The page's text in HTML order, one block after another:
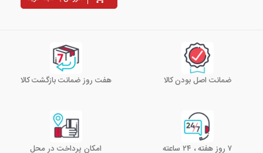
ضمانت اصل بودن کالا هفت روز ضمانت بازگشت کالا
۷ روز هفته ، ۲۴ ساعته امکان پرداخت در محل